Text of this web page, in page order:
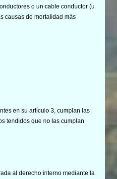
o un cable conductor (u
causas de mortalidad más
en su artículo 3, cumplan las
tendidos que no las cumplan
al derecho interno mediante la